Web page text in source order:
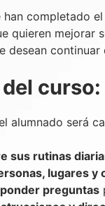
completado
quieren mejorar
desean
curso:
alumnado será
sus rutinas
lugares y
preguntas